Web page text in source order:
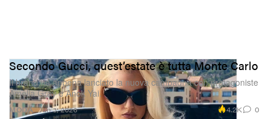
MODA
Secondo Gucci, quest’estate è tutta Monte Carlo
Il brand ha appena lanciato la nuova campagna con protagoniste
Amelia Gray e Anok Yai.
Jun 3, 2026 4.2K 0